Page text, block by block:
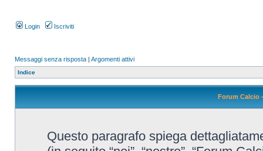
Login Iscriviti
Messaggi senza risposta | Argomenti attivi
Indice
Forum Calcio
Questo paragrafo spiega